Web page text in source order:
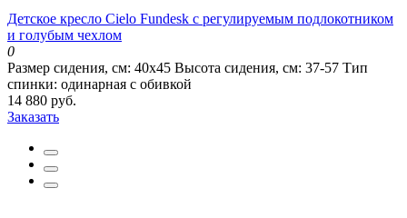
Детское кресло Cielo Fundesk с регулируемым подлокотником
и голубым чехлом
0
Размер сидения, см: 40х45 Высота сидения, см: 37-57 Тип
спинки: одинарная с обивкой
14 880 руб.
Заказать